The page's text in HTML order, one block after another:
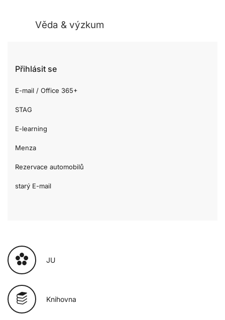
Věda & výzkum
Přihlásit se
E-mail / Office 365+
STAG
E-learning
Menza
Rezervace automobilů
starý E-mail
JU
Knihovna